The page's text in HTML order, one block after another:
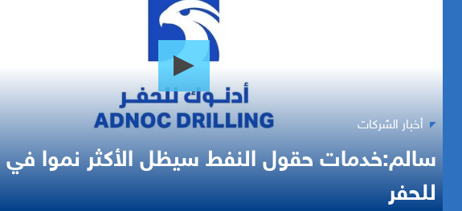
أخبار الشركات
سالم:خدمات حقول النفط سيظل الأكثر نموا
للحفر